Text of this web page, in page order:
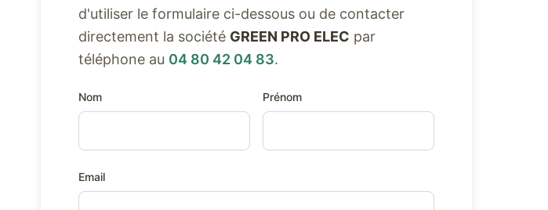
d'utiliser le formulaire ci-dessous ou de contacter
directement la société GREEN PRO ELEC par
téléphone au 04 80 42 04 83.
Nom Prénom
Email